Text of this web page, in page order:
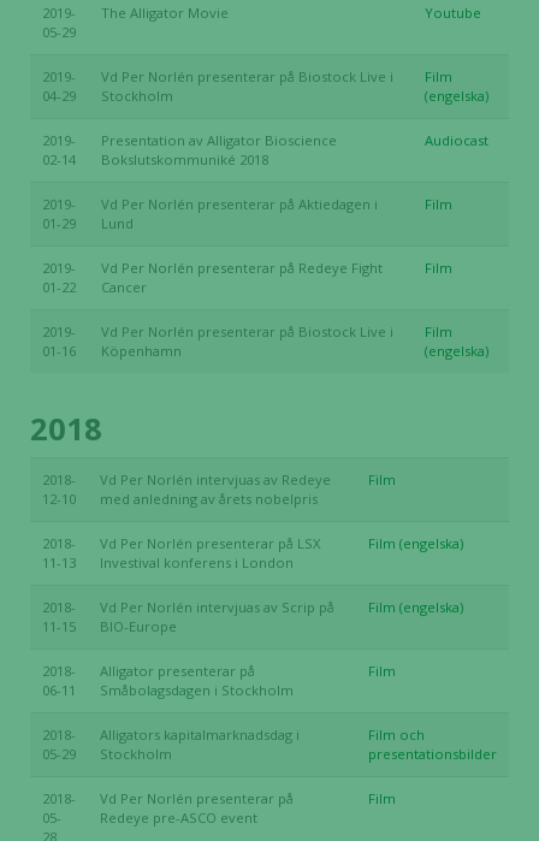
2019-
05-29
The Alligator Movie Youtube
2019-
04-29
Vd Per Norlén presenterar på Biostock Live i
Stockholm
Film
(engelska)
2019-
02-14
Presentation av Alligator Bioscience
Bokslutskommuniké 2018
Audiocast
2019-
01-29
Vd Per Norlén presenterar på Aktiedagen i
Lund
Film
2019-
01-22
Vd Per Norlén presenterar på Redeye Fight
Cancer
Film
2019-
01-16
Vd Per Norlén presenterar på Biostock Live i
Köpenhamn
Film
(engelska)
2018
2018-
12-10
Vd Per Norlén intervjuas av Redeye
med anledning av årets nobelpris
Film
2018-
11-13
Vd Per Norlén presenterar på LSX
Investival konferens i London
Film (engelska)
2018-
11-15
Vd Per Norlén intervjuas av Scrip på
BIO-Europe
Film (engelska)
2018-
06-11
Alligator presenterar på
Småbolagsdagen i Stockholm
Film
2018-
05-29
Alligators kapitalmarknadsdag i
Stockholm
Film och
presentationsbilder
2018-
05-
28
Vd Per Norlén presenterar på
Redeye pre-ASCO event
Film